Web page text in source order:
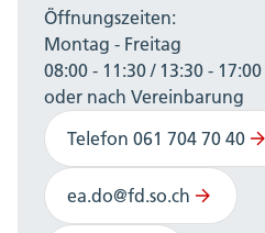
Öffnungszeiten:
Montag - Freitag
08:00 - 11:30 / 13:30 - 17:00
oder nach Vereinbarung
Telefon 061 704 70 40
ea.do@fd.so.ch